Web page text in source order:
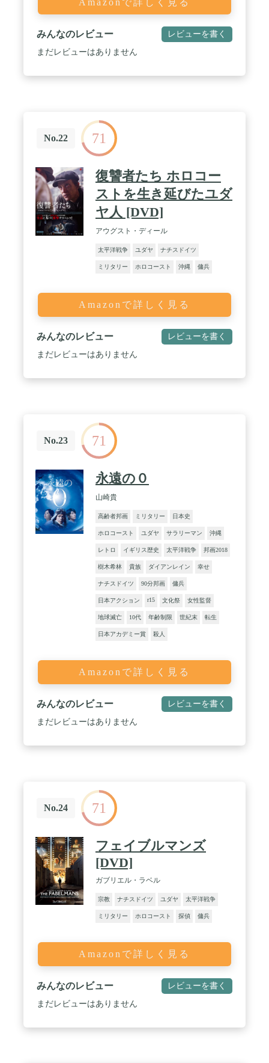
Amazonで詳しく見る
みんなのレビュー レビューを書く
まだレビューはありません
No.22 71
復讐者たち ホロコー
ストを生き延びたユダ
ヤ人 [DVD]
アウグスト・ディール
太平洋戦争 ユダヤ ナチスドイツ
ミリタリー ホロコースト 沖縄 傭兵
Amazonで詳しく見る
みんなのレビュー レビューを書く
まだレビューはありません
No.23 71
永遠の０
山崎貴
高齢者邦画 ミリタリー 日本史
ホロコースト ユダヤ サラリーマン 沖縄
レトロ イギリス歴史 太平洋戦争 邦画2018
樹木希林 貴族 ダイアンレイン 幸せ
ナチスドイツ 90分邦画 傭兵
日本アクション r15 文化祭 女性監督
地球滅亡 10代 年齢制限 世紀末 転生
日本アカデミー賞 殺人
Amazonで詳しく見る
みんなのレビュー レビューを書く
まだレビューはありません
No.24 71
フェイブルマンズ
[DVD]
ガブリエル・ラベル
宗教 ナチスドイツ ユダヤ 太平洋戦争
ミリタリー ホロコースト 探偵 傭兵
Amazonで詳しく見る
みんなのレビュー レビューを書く
まだレビューはありません